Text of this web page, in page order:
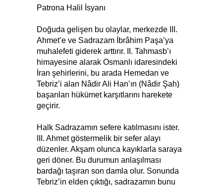
Patrona Halil İsyanı
Doğuda gelişen bu olaylar, merkezde III.
Ahmet’e ve Sadrazam İbrâhim Paşa’ya
muhalefeti giderek arttırır. II. Tahmasb’ı
himayesine alarak Osmanlı idaresindeki
İran şehirlerini, bu arada Hemedan ve
Tebriz’i alan Nâdir Ali Han’ın (Nâdir Şah)
başarıları hükümet karşıtlarını harekete
geçirir.
Halk Sadrazamın sefere katılmasını ister.
III. Ahmet göstermelik bir sefer alayı
düzenler. Akşam olunca kayıklarla saraya
geri döner. Bu durumun anlaşılması
bardağı taşıran son damla olur. Sonunda
Tebriz’in elden çıktığı, sadrazamın bunu